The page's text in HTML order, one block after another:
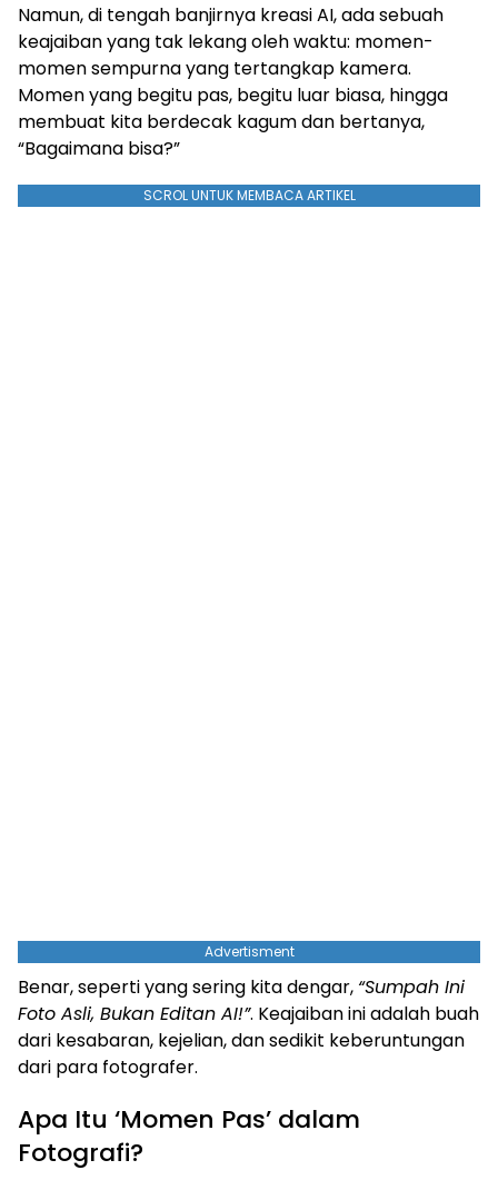
Namun, di tengah banjirnya kreasi AI, ada sebuah
keajaiban yang tak lekang oleh waktu: momen-
momen sempurna yang tertangkap kamera.
Momen yang begitu pas, begitu luar biasa, hingga
membuat kita berdecak kagum dan bertanya,
“Bagaimana bisa?”
SCROL UNTUK MEMBACA ARTIKEL
Advertisment
Benar, seperti yang sering kita dengar, “Sumpah Ini
Foto Asli, Bukan Editan AI!”. Keajaiban ini adalah buah
dari kesabaran, kejelian, dan sedikit keberuntungan
dari para fotografer.
Apa Itu ‘Momen Pas’ dalam
Fotografi?